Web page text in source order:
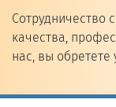
Сотрудничество
качества,
нас, вы